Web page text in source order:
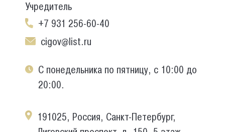
Учредитель
+7 931 256-60-40
cigov@list.ru
С понедельника по пятницу, с 10:00 до
20:00.
191025, Россия, Санкт-Петербург,